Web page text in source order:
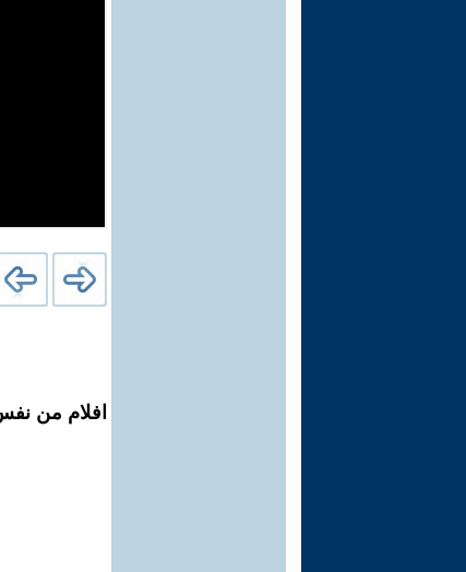
افلام من